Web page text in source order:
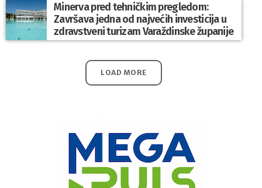
Minerva pred tehničkim pregledom:
Završava jedna od najvećih investicija u
zdravstveni turizam Varaždinske županije
LOAD MORE